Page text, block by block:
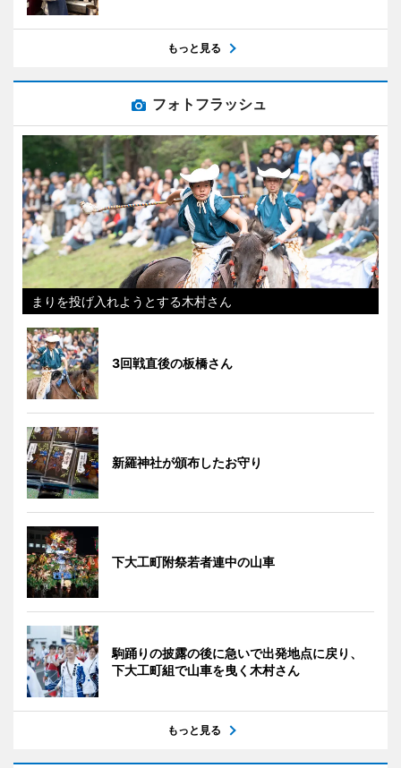
もっと見る
フォトフラッシュ
まりを投げ入れようとする木村さん
3回戦直後の板橋さん
新羅神社が頒布したお守り
下大工町附祭若者連中の山車
駒踊りの披露の後に急いで出発地点に戻り、
下大工町組で山車を曳く木村さん
もっと見る